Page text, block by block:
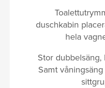
duschkabin
hela
Stor
Samt